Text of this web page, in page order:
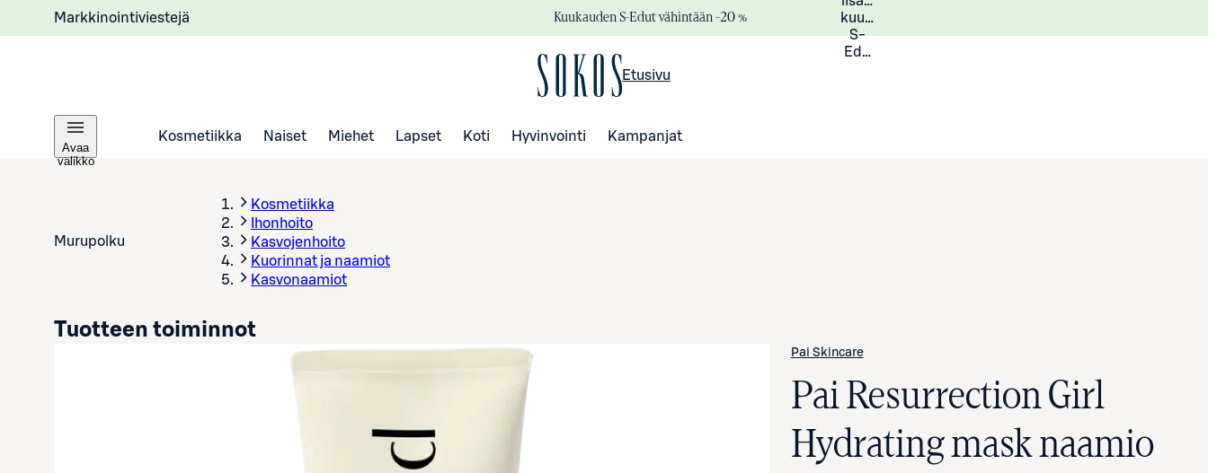
Markkinointiviestejä Kuukauden S-Edut vähintään –20 %
kuukauden
S-
Eduista
Etusivu
Avaa
valikko
Kosmetiikka Naiset Miehet Lapset Koti Hyvinvointi Kampanjat
Murupolku
Kosmetiikka
Ihonhoito
Kasvojenhoito
Kuorinnat ja naamiot
Kasvonaamiot
Pai Skincare
Pai Resurrection Girl
Hydrating mask naamio
Tuotteen toiminnot